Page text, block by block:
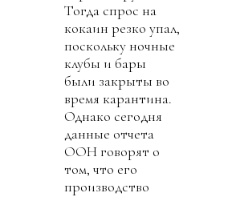
Тогда спрос на
кокаин резко упал,
поскольку ночные
клубы и бары
были закрыты во
время карантина.
Однако сегодня
данные отчета
ООН говорят о
том, что его
производство